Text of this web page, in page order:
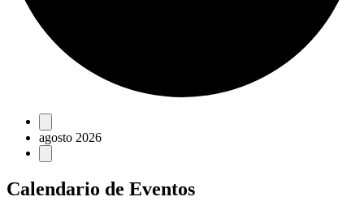
Eventos
agosto 2026
Calendario de Eventos